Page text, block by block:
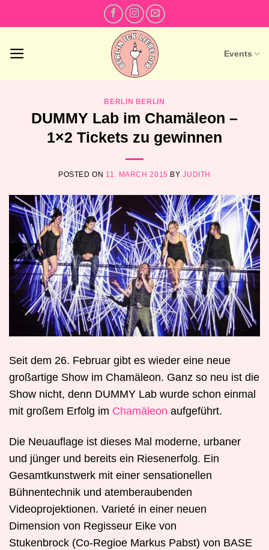
to
Events
BERLIN BERLIN
DUMMY Lab im Chamäleon –
1×2 Tickets zu gewinnen
POSTED ON 11. MARCH 2015 BYJUDITH
Seit dem 26. Februar gibt es wieder eine neue
großartige Show im Chamäleon. Ganz so neu ist die
Show nicht, denn DUMMY Lab wurde schon einmal
mit großem Erfolg im Chamäleon aufgeführt.
Die Neuauflage ist dieses Mal moderne, urbaner
und jünger und bereits ein Riesenerfolg. Ein
Gesamtkunstwerk mit einer sensationellen
Bühnentechnik und atemberaubenden
Videoprojektionen. Varieté in einer neuen
Dimension von Regisseur Eike von
Stukenbrock (Co-Regioe Markus Pabst) von BASE